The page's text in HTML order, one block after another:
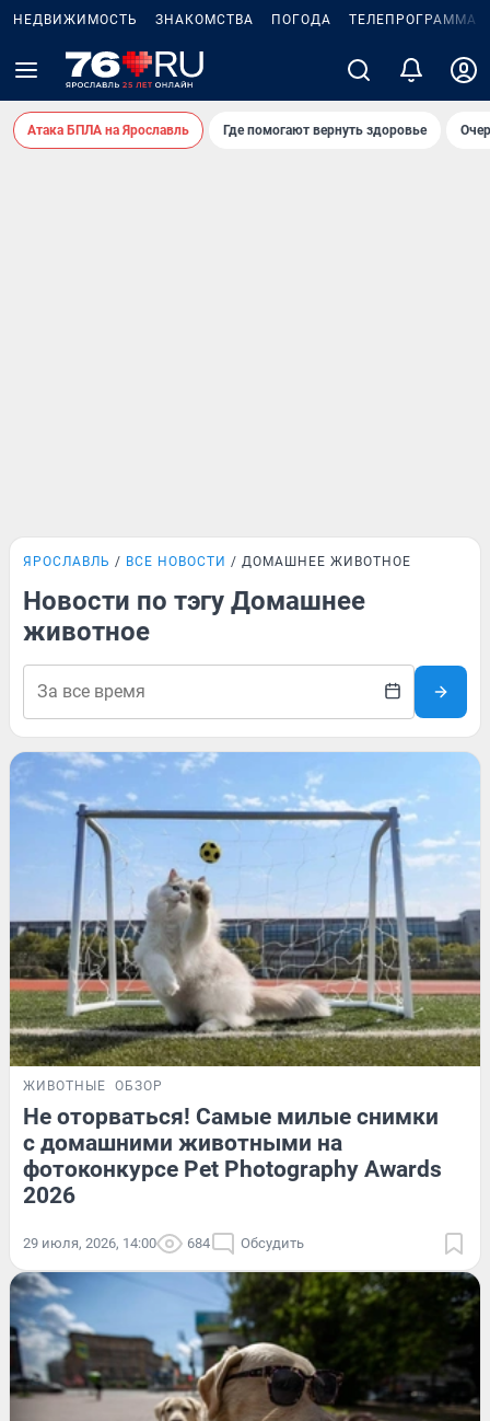
НЕДВИЖИМОСТЬ ЗНАКОМСТВА ПОГОДА ТЕЛЕПРОГРАММА
Атака БПЛА на Ярославль Где помогают вернуть здоровье
ЯРОСЛАВЛЬ ВСЕ НОВОСТИ ДОМАШНЕЕ ЖИВОТНОЕ
Новости по тэгу Домашнее
животное
ЖИВОТНЫЕ ОБЗОР
Не оторваться! Самые милые снимки
с домашними животными на
фотоконкурсе Pet Photography Awards
2026
29 июля, 2026, 14:00 684 Обсудить